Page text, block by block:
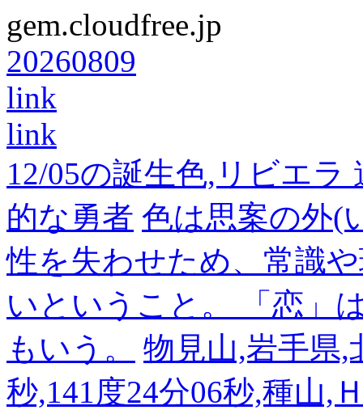
gem.cloudfree.jp
20260809
link
link
12/05の誕生色,リビエ
的な勇者 色は思案の外(
性を失わせため、常識
いということ。 「恋」
もいう。
物見山,岩手県,
秒,141度24分06秒,種山,